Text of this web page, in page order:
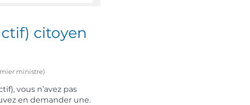
citoyen
ministre)
vous n’avez pas
en demander une.